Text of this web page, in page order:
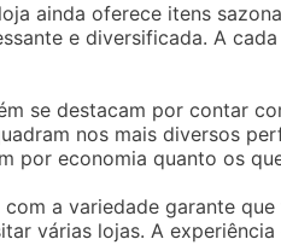
ainda oferece itens
e diversificada. A
se destacam por contar
nos mais diversos
por economia quanto os
com a variedade garante
várias lojas. A